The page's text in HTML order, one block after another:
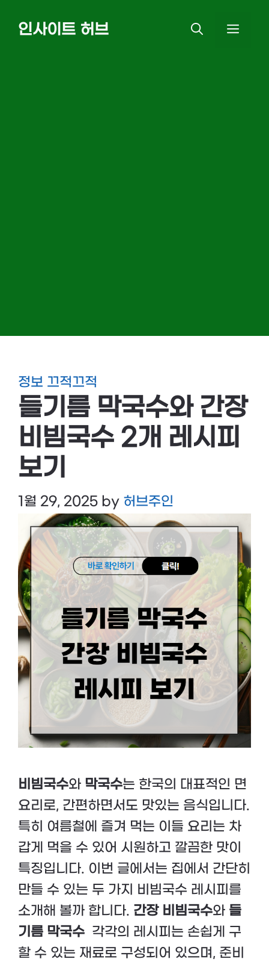
인사이트 허브
정보 끄적끄적
들기름 막국수와 간장
비빔국수 2개 레시피
보기
1월 29, 2025 by 허브주인
비빔국수와 막국수는 한국의 대표적인 면
요리로, 간편하면서도 맛있는 음식입니다.
특히 여름철에 즐겨 먹는 이들 요리는 차
갑게 먹을 수 있어 시원하고 깔끔한 맛이
특징입니다. 이번 글에서는 집에서 간단히
만들 수 있는 두 가지 비빔국수 레시피를
소개해 볼까 합니다. 간장 비빔국수와 들
기름 막국수 각각의 레시피는 손쉽게 구
할 수 있는 재료로 구성되어 있으며, 준비